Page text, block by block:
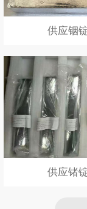
供应铟
供应锗